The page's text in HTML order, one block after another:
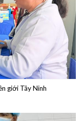
nghĩa tình Quân